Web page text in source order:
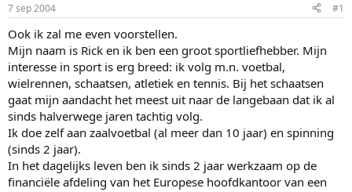
a
r
t
e
r
t
u
7 sep 2004 #1
Ook ik zal me even voorstellen.
Mijn naam is Rick en ik ben een groot sportliefhebber. Mijn
interesse in sport is erg breed: ik volg m.n. voetbal,
wielrennen, schaatsen, atletiek en tennis. Bij het schaatsen
gaat mijn aandacht het meest uit naar de langebaan dat ik al
sinds halverwege jaren tachtig volg.
Ik doe zelf aan zaalvoetbal (al meer dan 10 jaar) en spinning
(sinds 2 jaar).
In het dagelijks leven ben ik sinds 2 jaar werkzaam op de
financiële afdeling van het Europese hoofdkantoor van een